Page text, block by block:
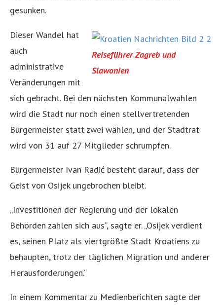
gesunken.
Reiseführer Zagreb und
Slawonien
Dieser Wandel hat
auch
administrative
Veränderungen mit
sich gebracht. Bei den nächsten Kommunalwahlen
wird die Stadt nur noch einen stellvertretenden
Bürgermeister statt zwei wählen, und der Stadtrat
wird von 31 auf 27 Mitglieder schrumpfen.
Bürgermeister Ivan Radić besteht darauf, dass der
Geist von Osijek ungebrochen bleibt.
„Investitionen der Regierung und der lokalen
Behörden zahlen sich aus“, sagte er. „Osijek verdient
es, seinen Platz als viertgrößte Stadt Kroatiens zu
behaupten, trotz der täglichen Migration und anderer
Herausforderungen.“
In einem Kommentar zu Medienberichten sagte der